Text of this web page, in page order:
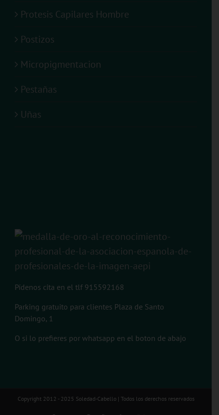
Protesis Capilares Hombre
Postizos
Micropigmentacion
Pestañas
Uñas
Pídenos cita en el tlf 915592168
Parking gratuito para clientes Plaza de Santo
Domingo, 1
O si lo prefieres por whatsapp en el boton de abajo
Copyright 2012 - 2025 Soledad-Cabello | Todos los derechos reservados